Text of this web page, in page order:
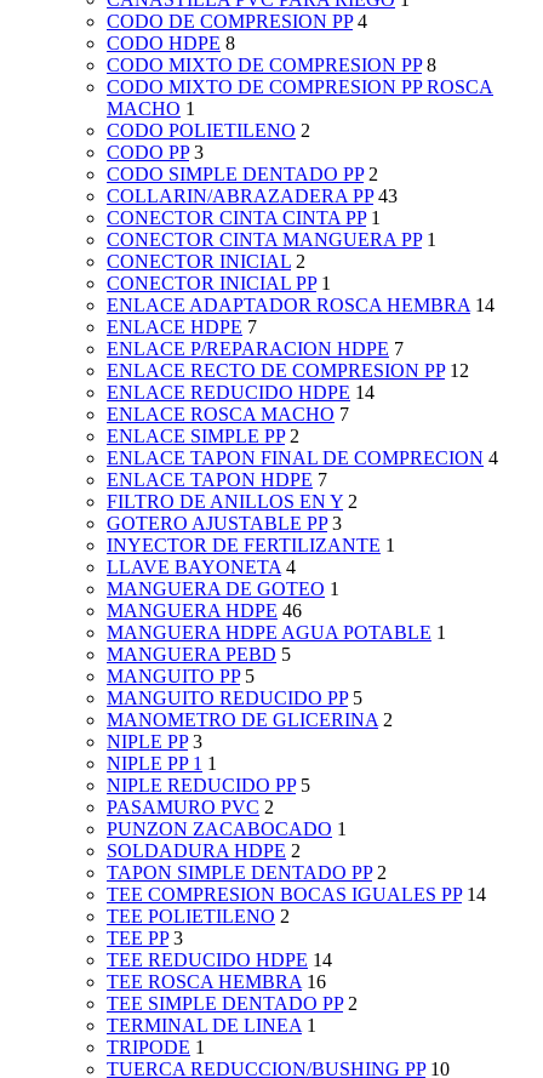
CODO DE COMPRESION PP 4
CODO HDPE 8
CODO MIXTO DE COMPRESION PP 8
CODO MIXTO DE COMPRESION PP ROSCA
MACHO 1
CODO POLIETILENO 2
CODO PP 3
CODO SIMPLE DENTADO PP 2
COLLARIN/ABRAZADERA PP 43
CONECTOR CINTA CINTA PP 1
CONECTOR CINTA MANGUERA PP 1
CONECTOR INICIAL 2
CONECTOR INICIAL PP 1
ENLACE ADAPTADOR ROSCA HEMBRA 14
ENLACE HDPE 7
ENLACE P/REPARACION HDPE 7
ENLACE RECTO DE COMPRESION PP 12
ENLACE REDUCIDO HDPE 14
ENLACE ROSCA MACHO 7
ENLACE SIMPLE PP 2
ENLACE TAPON FINAL DE COMPRECION 4
ENLACE TAPON HDPE 7
FILTRO DE ANILLOS EN Y 2
GOTERO AJUSTABLE PP 3
INYECTOR DE FERTILIZANTE 1
LLAVE BAYONETA 4
MANGUERA DE GOTEO 1
MANGUERA HDPE 46
MANGUERA HDPE AGUA POTABLE 1
MANGUERA PEBD 5
MANGUITO PP 5
MANGUITO REDUCIDO PP 5
MANOMETRO DE GLICERINA 2
NIPLE PP 3
NIPLE PP 1 1
NIPLE REDUCIDO PP 5
PASAMURO PVC 2
PUNZON ZACABOCADO 1
SOLDADURA HDPE 2
TAPON SIMPLE DENTADO PP 2
TEE COMPRESION BOCAS IGUALES PP 14
TEE POLIETILENO 2
TEE PP 3
TEE REDUCIDO HDPE 14
TEE ROSCA HEMBRA 16
TEE SIMPLE DENTADO PP 2
TERMINAL DE LINEA 1
TRIPODE 1
TUERCA REDUCCION/BUSHING PP 10